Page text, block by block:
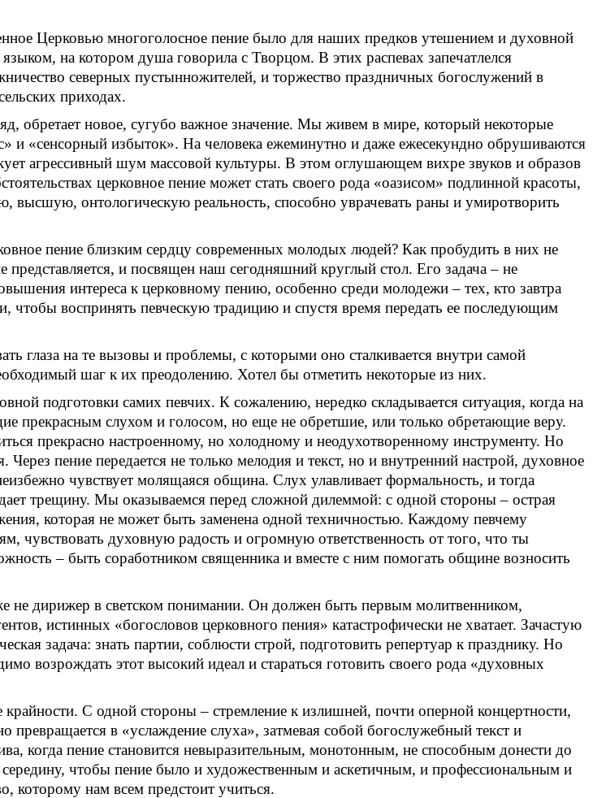
Церковью многоголосное пение было для наших предков утешением и духовной
на котором душа говорила с Творцом. В этих распевах запечатлелся
северных пустынножителей, и торжество праздничных богослужений в
приходах.
обретает новое, сугубо важное значение. Мы живем в мире, который некоторые
и «сенсорный избыток». На человека ежеминутно и даже ежесекундно обрушиваются
агрессивный шум массовой культуры. В этом оглушающем вихре звуков и образов
церковное пение может стать своего рода «оазисом» подлинной красоты,
онтологическую реальность, способно уврачевать раны и умиротворить
пение близким сердцу современных молодых людей? Как пробудить в них не
и посвящен наш сегодняшний круглый стол. Его задача – не
интереса к церковному пению, особенно среди молодежи – тех, кто завтра
чтобы воспринять певческую традицию и спустя время передать ее последующим
глаза на те вызовы и проблемы, с которыми оно сталкивается внутри самой
шаг к их преодолению. Хотел бы отметить некоторые из них.
подготовки самих певчих. К сожалению, нередко складывается ситуация, когда на
прекрасным слухом и голосом, но еще не обретшие, или только обретающие веру.
прекрасно настроенному, но холодному и неодухотворенному инструменту. Но
пение передается не только мелодия и текст, но и внутренний настрой, духовное
чувствует молящаяся община. Слух улавливает формальность, и тогда
трещину. Мы оказываемся перед сложной дилеммой: с одной стороны – острая
которая не может быть заменена одной техничностью. Каждому певчему
чувствовать духовную радость и огромную ответственность от того, что ты
– быть соработником священника и вместе с ним помогать общине возносить
не дирижер в светском понимании. Он должен быть первым молитвенником,
истинных «богословов церковного пения» катастрофически не хватает. Зачастую
задача: знать партии, соблюсти строй, подготовить репертуар к празднику. Но
возрождать этот высокий идеал и стараться готовить своего рода «духовных
С одной стороны – стремление к излишней, почти оперной концертности,
превращается в «услаждение слуха», затмевая собой богослужебный текст и
когда пение становится невыразительным, монотонным, не способным донести до
чтобы пение было и художественным и аскетичным, и профессиональным и
которому нам всем предстоит учиться.